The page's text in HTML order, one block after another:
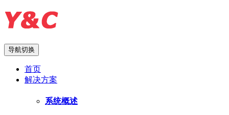
导航切换
首页
解决方案
系统概述